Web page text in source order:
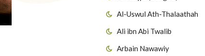
Al-Uswul Ath-Thalaathah
Ali ibn Abi Twalib
Arbain Nawawiy